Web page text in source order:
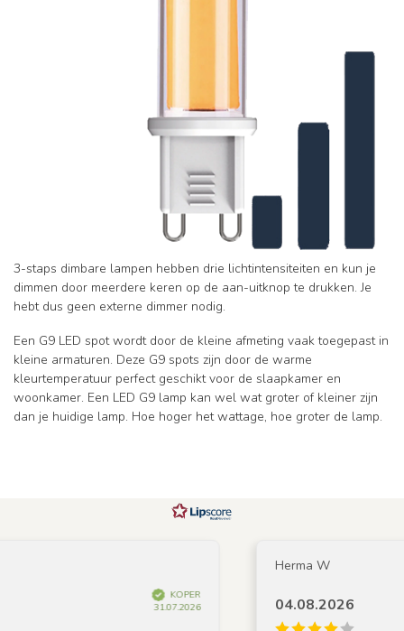
3-staps dimbare lampen hebben drie lichtintensiteiten en kun je
dimmen door meerdere keren op de aan-uitknop te drukken. Je
hebt dus geen externe dimmer nodig.
Een G9 LED spot wordt door de kleine afmeting vaak toegepast in
kleine armaturen. Deze G9 spots zijn door de warme
kleurtemperatuur perfect geschikt voor de slaapkamer en
woonkamer. Een LED G9 lamp kan wel wat groter of kleiner zijn
dan je huidige lamp. Hoe hoger het wattage, hoe groter de lamp.
KOPER
31.07.2026
Herma W
04.08.2026